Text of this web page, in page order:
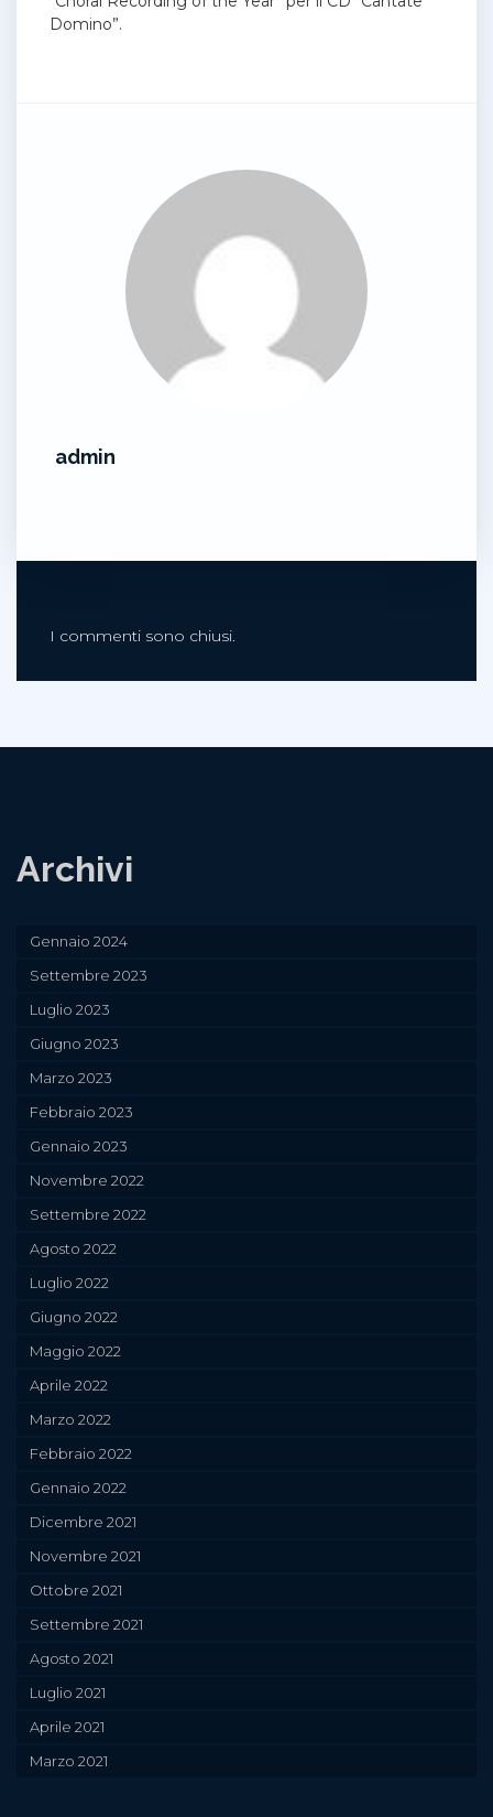
Domino”.
admin
I commenti sono chiusi.
Archivi
Gennaio 2024
Settembre 2023
Luglio 2023
Giugno 2023
Marzo 2023
Febbraio 2023
Gennaio 2023
Novembre 2022
Settembre 2022
Agosto 2022
Luglio 2022
Giugno 2022
Maggio 2022
Aprile 2022
Marzo 2022
Febbraio 2022
Gennaio 2022
Dicembre 2021
Novembre 2021
Ottobre 2021
Settembre 2021
Agosto 2021
Luglio 2021
Aprile 2021
Marzo 2021